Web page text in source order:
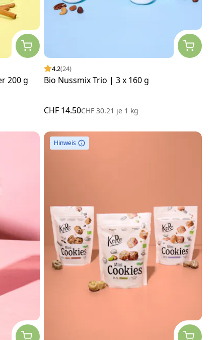
200 g
4.2(24)
Bio Nussmix Trio | 3 x 160 g
CHF 14.50CHF 30.21 je 1 kg
Hinweis